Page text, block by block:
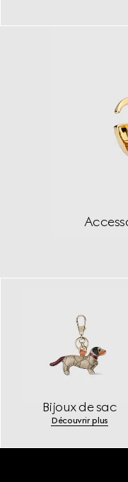
Bijoux de sac
Découvrir plus
Footer